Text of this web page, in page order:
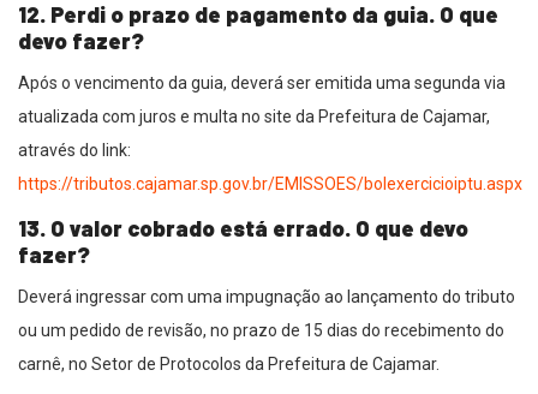
12. Perdi o prazo de pagamento da guia. O que
devo fazer?
Após o vencimento da guia, deverá ser emitida uma segunda via
atualizada com juros e multa no site da Prefeitura de Cajamar,
através do link:
https://tributos.cajamar.sp.gov.br/EMISSOES/bolexercicioiptu.aspx
13. O valor cobrado está errado. O que devo
fazer?
Deverá ingressar com uma impugnação ao lançamento do tributo
ou um pedido de revisão, no prazo de 15 dias do recebimento do
carnê, no Setor de Protocolos da Prefeitura de Cajamar.